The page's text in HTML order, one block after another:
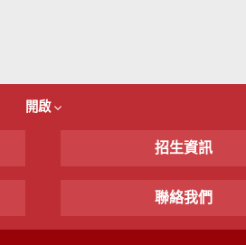
開啟
招生資訊
聯絡我們